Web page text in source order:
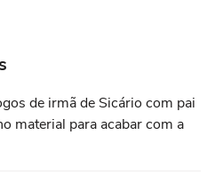
de irmã de Sicário com pai
material para acabar com a